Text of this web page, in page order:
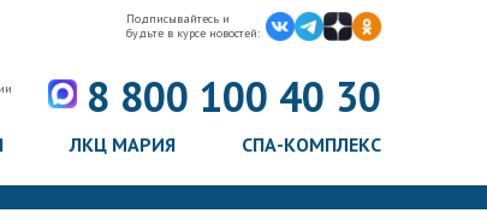
Подписывайтесь и
будьте в курсе новостей:
8 800 100 40 30
ЛКЦ МАРИЯ СПА-КОМПЛЕКС